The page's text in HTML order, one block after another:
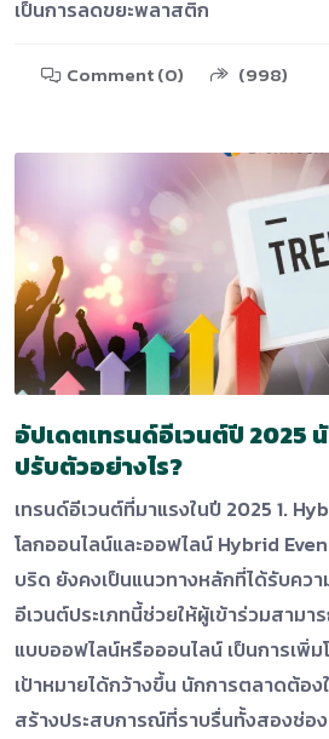
เป็นการลดขยะพลาสติก
Comment (0) (998)
อัปเดตเทรนด์อีเวนต์ปี 2025
ปรับตัวอย่างไร?
เทรนด์อีเวนต์ที่มาแรงในปี 2025 1.
โลกออนไลน์และออฟไลน์ Hybrid
บริด ยังคงเป็นแนวทางหลักที่ได้รับคว
อีเวนต์ประเภทนี้ช่วยให้ผู้เข้าร่วมสามา
แบบออฟไลน์หรือออนไลน์ เป็นการเพิ่ม
เป้าหมายได้กว้างขึ้น นักการตลาดต้อ
สร้างประสบการณ์ที่ราบรื่นทั้งสองช่อ